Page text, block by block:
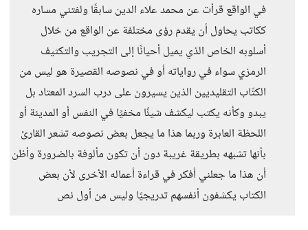
في الواقع قرأت عن محمد علاء الدين سابقًا ولفتني مساره
ككاتب يحاول أن يقدم رؤى مختلفة عن الواقع من خلال
أسلوبه الخاص الذي يميل أحيانًا إلى التجريب والتكثيف
الرمزي سواء في رواياته أو في نصوصه القصيرة هو ليس من
الكتّاب التقليديين الذين يسيرون على درب السرد المعتاد بل
يبدو وكأنه يكتب ليكشف شيئًا مخفيًا في النفس أو المدينة أو
اللحظة العابرة وربما هذا ما يجعل بعض نصوصه تشعر القارئ
بأنها تشبهه بطريقة غريبة دون أن تكون مألوفة بالضرورة وأظن
أن هذا ما جعلني أفكر في قراءة أعماله الأخرى لأن بعض
الكتاب يكشفون أنفسهم تدريجيًا وليس من أول نص